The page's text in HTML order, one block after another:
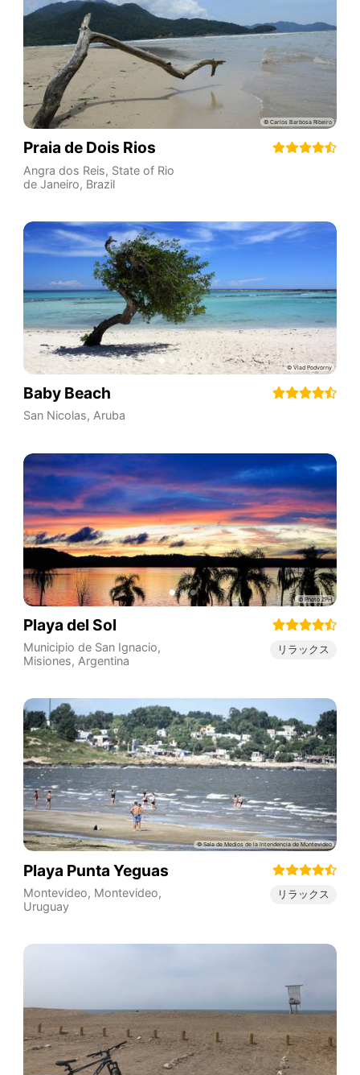
Praia de Dois Rios
Angra dos Reis, State of Rio
de Janeiro, Brazil
Baby Beach
San Nicolas, Aruba
Playa del Sol
Municipio de San Ignacio,
Misiones, Argentina
リラックス
Playa Punta Yeguas
Montevideo, Montevideo,
Uruguay
リラックス